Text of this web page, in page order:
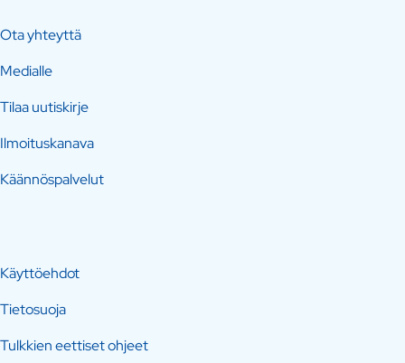
Ota yhteyttä
Medialle
Tilaa uutiskirje
Ilmoituskanava
Käännöspalvelut
Käyttöehdot
Tietosuoja
Tulkkien eettiset ohjeet